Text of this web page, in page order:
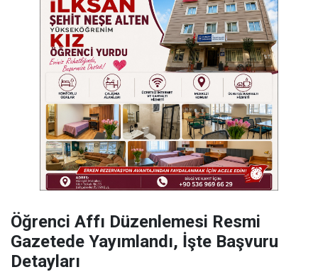
Öğrenci Affı Düzenlemesi Resmi
Gazetede Yayımlandı, İşte Başvuru
Detayları